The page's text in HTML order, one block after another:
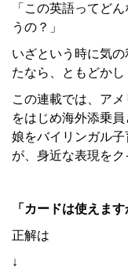
「この英語ってど
うの？」
いざという時に気
たなら、ともどか
この連載では、ア
をはじめ海外添乗
娘をバイリンガル
が、身近な表現をク
「カードは使えま
正解は
↓